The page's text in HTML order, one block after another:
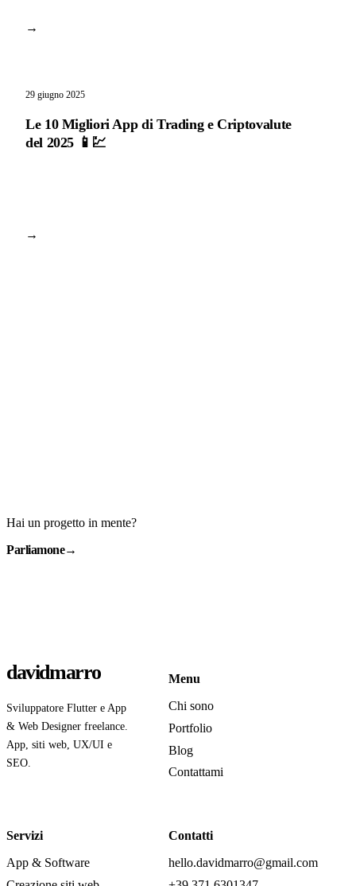
→
29 giugno 2025
Le 10 Migliori App di Trading e Criptovalute
del 2025 📱💹
→
Hai un progetto in mente?
Parliamone→
davidmarro
Sviluppatore Flutter e App
& Web Designer freelance.
App, siti web, UX/UI e
SEO.
Menu
Chi sono
Portfolio
Blog
Contattami
Servizi
App & Software
Contatti
hello.davidmarro@gmail.com